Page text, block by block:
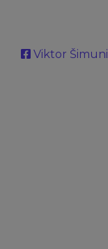
Viktor